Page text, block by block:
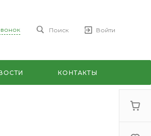
Поиск Войти
КОНТАКТЫ